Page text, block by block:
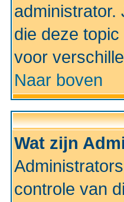
administrator.
die deze
voor
Naar boven
Wat zijn
controle van